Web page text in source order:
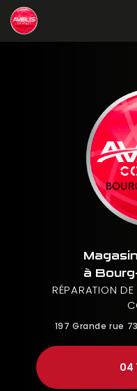
Aller
au
contenu
principal
à
RÉPARATION DE
197 Grande rue
04